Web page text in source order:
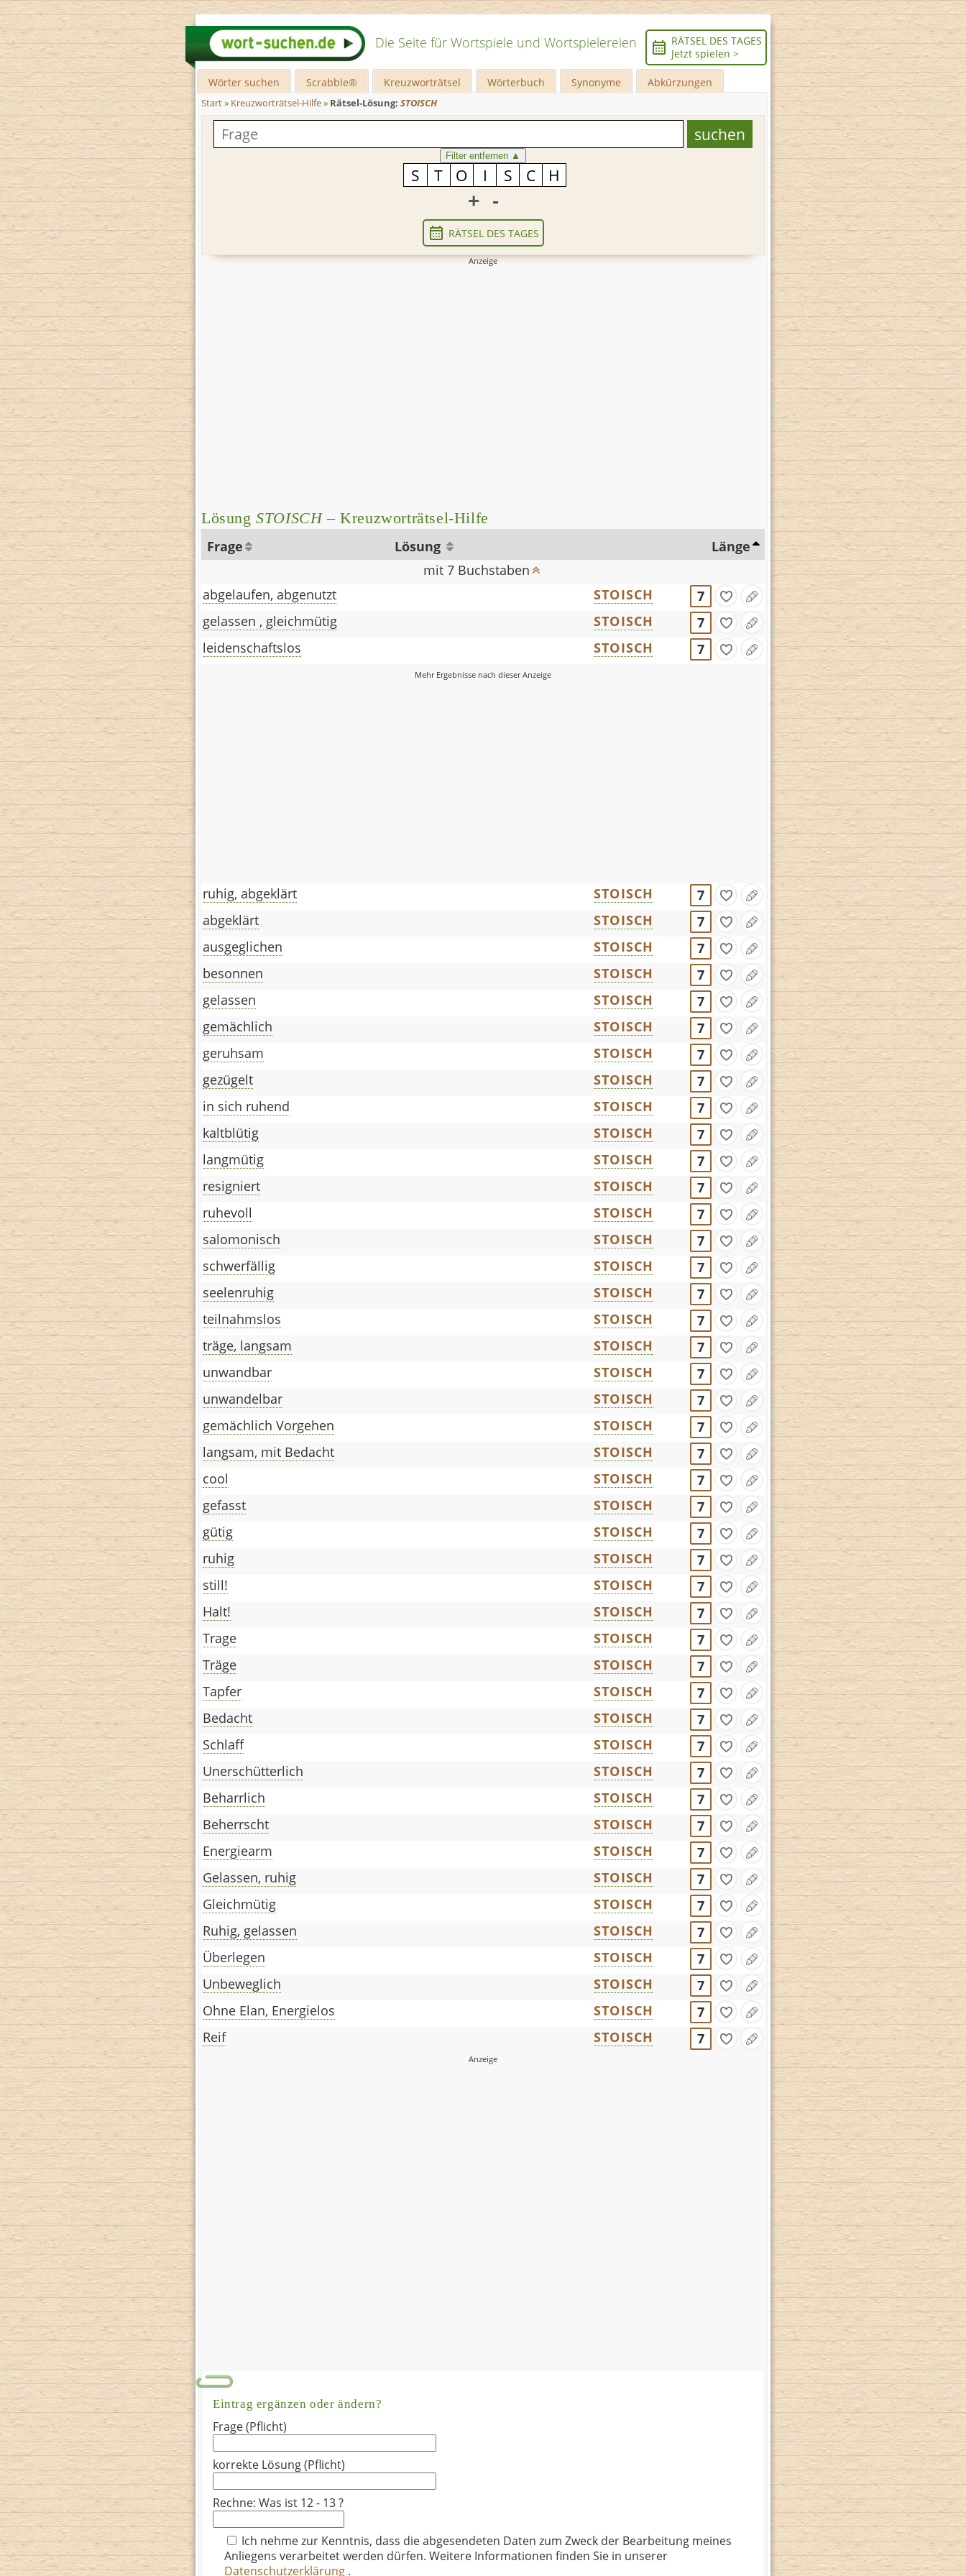
Die Seite für Wortspiele und Wortspielereien
RÄTSEL DES TAGES
Jetzt spielen >
Wörter suchen Scrabble® Kreuzworträtsel Wörterbuch Synonyme Abkürzungen
Start» Kreuzworträtsel-Hilfe» Rätsel-Lösung: STOISCH
Filter entfernen ▲
+ -
RÄTSEL DES TAGES
LösungSTOISCH– Kreuzworträtsel-Hilfe
Frage Lösung
Länge
mit 7 Buchstaben
abgelaufen, abgenutzt
STOISCH
7
gelassen , gleichmütig
STOISCH
7
leidenschaftslos
STOISCH 7
ruhig, abgeklärt STOISCH
7
abgeklärt
STOISCH
7
ausgeglichen
STOISCH
7
besonnen
STOISCH
7
gelassen
STOISCH
7
gemächlich
STOISCH
7
geruhsam
STOISCH
7
gezügelt
STOISCH
7
in sich ruhend
STOISCH
7
kaltblütig
STOISCH
7
langmütig
STOISCH
7
resigniert
STOISCH
7
ruhevoll
STOISCH
7
salomonisch
STOISCH
7
schwerfällig
STOISCH
7
seelenruhig
STOISCH
7
teilnahmslos
STOISCH
7
träge, langsam
STOISCH
7
unwandbar
STOISCH
7
unwandelbar
STOISCH
7
gemächlich Vorgehen
STOISCH
7
langsam, mit Bedacht
STOISCH
7
cool
STOISCH
7
gefasst
STOISCH
7
gütig
STOISCH
7
ruhig
STOISCH
7
still!
STOISCH
7
Halt!
STOISCH
7
Trage
STOISCH
7
Träge
STOISCH
7
Tapfer
STOISCH
7
Bedacht
STOISCH
7
Schlaff
STOISCH
7
Unerschütterlich
STOISCH
7
Beharrlich
STOISCH
7
Beherrscht
STOISCH
7
Energiearm
STOISCH
7
Gelassen, ruhig
STOISCH
7
Gleichmütig
STOISCH
7
Ruhig, gelassen
STOISCH
7
Überlegen
STOISCH
7
Unbeweglich
STOISCH
7
Ohne Elan, Energielos
STOISCH
7
Reif
STOISCH 7
Eintrag ergänzen oder ändern?
Frage (Pflicht)
korrekte Lösung (Pflicht)
Rechne: Was ist 12 - 13 ?
Ich nehme zur Kenntnis, dass die abgesendeten Daten zum Zweck der Bearbeitung meines
Anliegens verarbeitet werden dürfen. Weitere Informationen finden Sie in unserer
Datenschutzerklärung .